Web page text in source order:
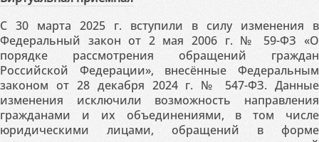
С 30 марта 2025 г. вступили в силу изменения в
Федеральный закон от 2 мая 2006 г. № 59-ФЗ «О
порядке рассмотрения обращений граждан
Российской Федерации», внесённые Федеральным
законом от 28 декабря 2024 г. № 547-ФЗ. Данные
изменения исключили возможность направления
гражданами и их объединениями, в том числе
юридическими лицами, обращений в форме